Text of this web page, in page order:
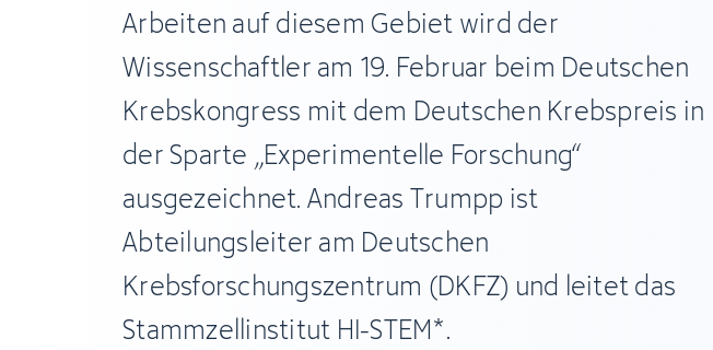
Arbeiten auf diesem Gebiet wird der
Wissenschaftler am 19. Februar beim Deutschen
Krebskongress mit dem Deutschen Krebspreis in
der Sparte „Experimentelle Forschung“
ausgezeichnet. Andreas Trumpp ist
Abteilungsleiter am Deutschen
Krebsforschungszentrum (DKFZ) und leitet das
Stammzellinstitut HI-STEM*.